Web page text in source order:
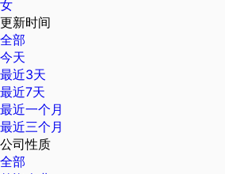
女
更新时间
全部
今天
最近3天
最近7天
最近一个月
最近三个月
公司性质
全部